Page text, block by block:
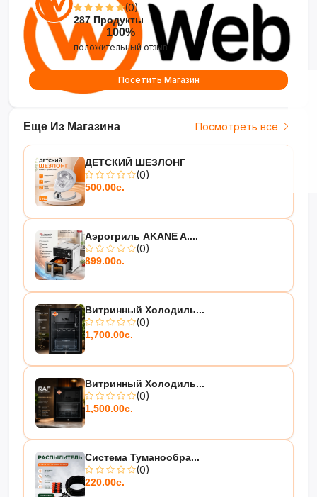
Еще Из Магазина Посмотреть все
ДЕТСКИЙ ШЕЗЛОНГ
(0)
500.00с.
Аэрогриль AKANE A....
(0)
899.00с.
Витринный Холодиль...
(0)
1,700.00с.
Витринный Холодиль...
(0)
1,500.00с.
Система Туманообра...
(0)
220.00с.
(0)
287 Продукты
100%
положительный отзыв
Посетить Магазин